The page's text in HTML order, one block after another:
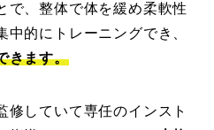
で、整体で体を緩め柔軟性
中的にトレーニングでき、
きます。
修していて専任のインスト